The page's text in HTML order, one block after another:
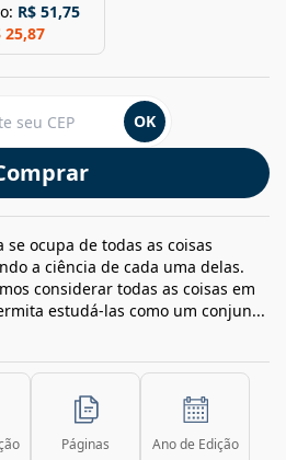
R$ 51,75
25,87
OK
se ocupa de todas as coisas
a ciência de cada uma delas.
considerar todas as coisas em
estudá-las como um conjun...
Páginas Ano de Edição